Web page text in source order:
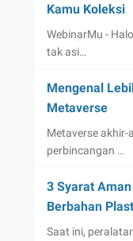
Kamu Koleksi
WebinarMu -
tak asi…
Mengenal
Metaverse
Metaverse akhir-
perbincangan …
3 Syarat
Berbahan
Saat ini,